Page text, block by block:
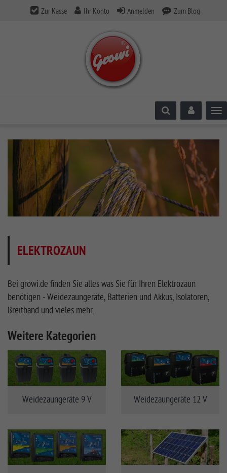
Zur Kasse Ihr Konto Anmelden Zum Blog
ELEKTROZAUN
Bei growi.de finden Sie alles was Sie für Ihren Elektrozaun
benötigen - Weidezaungeräte, Batterien und Akkus, Isolatoren,
Breitband und vieles mehr.
Weitere Kategorien
Weidezaungeräte 9 V Weidezaungeräte 12 V